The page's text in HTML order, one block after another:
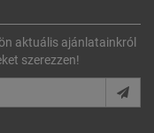
aktuális ajánlatainkról
szerezzen!